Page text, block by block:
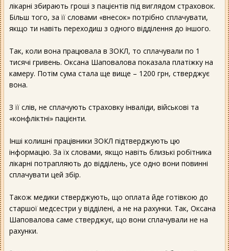
лікарні збирають гроші з пацієнтів під виглядом страховок.
Більш того, за її словами «внесок» потрібно сплачувати,
якщо ти навіть переходиш з одного відділення до іншого.
Так, коли вона працювала в ЗОКЛ, то сплачували по 1
тисячі гривень. Оксана Шаповалова показала платіжку на
камеру. Потім сума стала ще вище – 1200 грн, стверджує
вона.
З її слів, не сплачують страховку інваліди, військові та
«конфліктні» пацієнти.
Інші колишні працівники ЗОКЛ підтверджують цю
інформацію. За їх словами, якщо навіть близькі робітника
лікарні потрапляють до відділень, усе одно вони повинні
сплачувати цей збір.
Також медики стверджують, що оплата йде готівкою до
старшої медсестри у відділені, а не на рахунки. Так, Оксана
Шаповалова саме стверджує, що вони сплачували не на
рахунки.